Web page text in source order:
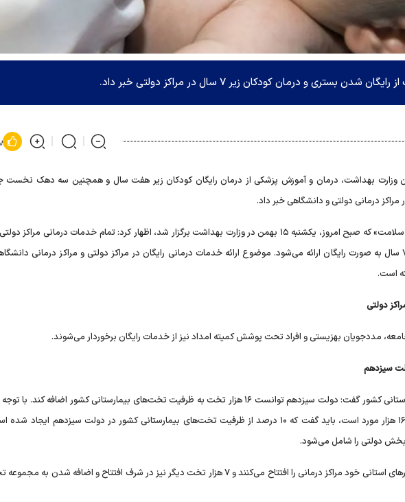
بستری و درمان کودکان زیر ۷ سال در مراکز دولتی خبر داد.
وزارت بهداشت، درمان و آموزش پزشکی از درمان رایگان کودکان زیر هفت سال و همچنین سه دهک نخست
درمانی دولتی و دانشگاهی خبر داد.
سعید کریمی در نشست خبری «فجر سلامت» که صبح امروز، یکشنبه ۱۵ بهمن در وزارت بهداشت برگزار شد، اظهار کرد: تمام خدمات درمانی
درمانی دانشگاهی برای کودکان زیر ۷ سال به صورت رایگان ارائه می‌شود. موضوع ارائه خدمات درمانی رایگان در مراکز دولتی و مراکز درمانی
است.
وی با اشاره به تعداد تخت‌های بیمارستانی کشور گفت: دولت سیزدهم توانست ۱۶ هزار تخت به ظرفیت تخت‌های بیمارستانی کشور اضافه کند.
تعداد تخت‌های بیمارستانی کشور ۱۶۰ هزار مورد است، باید گفت که ۱۰ درصد از ظرفیت تخت‌های بیمارستانی کشور در دولت سیزدهم
کریمی ادامه داد: رئیس‌جمهور در سفر‌های استانی خود مراکز درمانی را افتتاح می‌کنند و ۷ هزار تخت دیگر نیز در شرف افتتاح و اضافه